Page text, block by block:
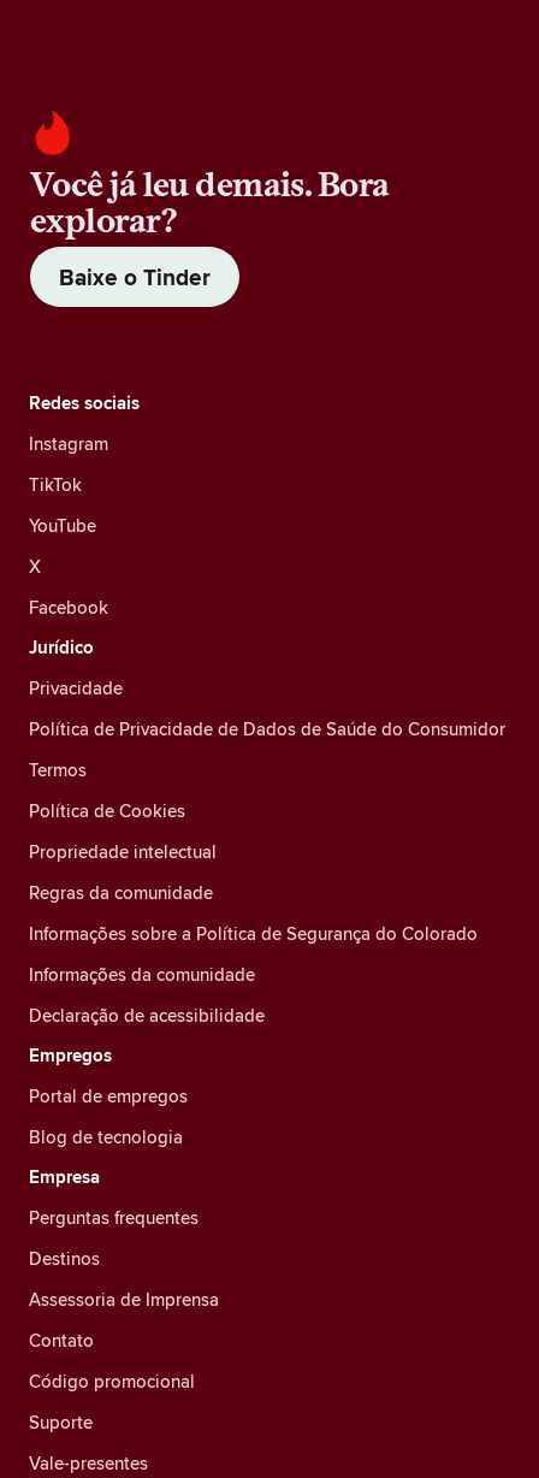
Você já leu demais. Bora
explorar?
Baixe o Tinder
Redes sociais
Instagram
TikTok
YouTube
X
Facebook
Jurídico
Privacidade
Política de Privacidade de Dados de Saúde do Consumidor
Termos
Política de Cookies
Propriedade intelectual
Regras da comunidade
Informações sobre a Política de Segurança do Colorado
Informações da comunidade
Declaração de acessibilidade
Empregos
Portal de empregos
Blog de tecnologia
Empresa
Perguntas frequentes
Destinos
Assessoria de Imprensa
Contato
Código promocional
Suporte
Vale-presentes